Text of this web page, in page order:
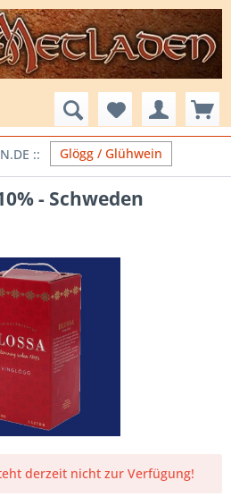
Glögg / Glühwein
- Schweden
derzeit nicht zur Verfügung!